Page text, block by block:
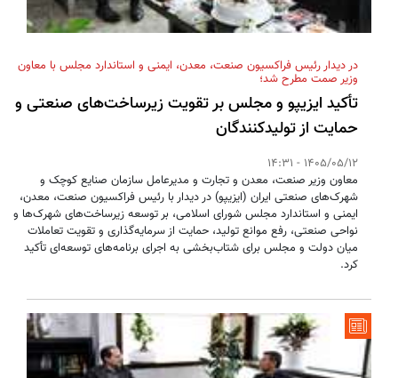
در دیدار رئیس فراکسیون صنعت، معدن، ایمنی و استاندارد مجلس با معاون
وزیر صمت مطرح شد؛
تأکید ایزیپو و مجلس بر تقویت زیرساخت‌های صنعتی و
حمایت از تولیدکنندگان
1405/05/12 - 14:31
معاون وزیر صنعت، معدن و تجارت و مدیرعامل سازمان صنایع کوچک و
شهرک‌های صنعتی ایران (ایزیپو) در دیدار با رئیس فراکسیون صنعت، معدن،
ایمنی و استاندارد مجلس شورای اسلامی، بر توسعه زیرساخت‌های شهرک‌ها و
نواحی صنعتی، رفع موانع تولید، حمایت از سرمایه‌گذاری و تقویت تعاملات
میان دولت و مجلس برای شتاب‌بخشی به اجرای برنامه‌های توسعه‌ای تأکید
کرد.